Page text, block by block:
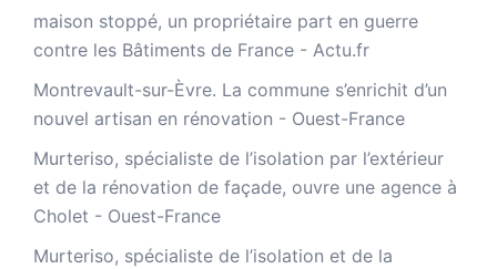
maison stoppé, un propriétaire part en guerre
contre les Bâtiments de France - Actu.fr
Montrevault-sur-Èvre. La commune s’enrichit d’un
nouvel artisan en rénovation - Ouest-France
Murteriso, spécialiste de l’isolation par l’extérieur
et de la rénovation de façade, ouvre une agence à
Cholet - Ouest-France
Murteriso, spécialiste de l’isolation et de la